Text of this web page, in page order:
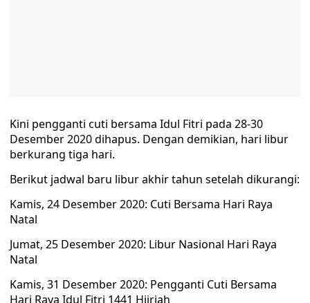
Kini pengganti cuti bersama Idul Fitri pada 28-30
Desember 2020 dihapus. Dengan demikian, hari libur
berkurang tiga hari.
Berikut jadwal baru libur akhir tahun setelah dikurangi:
Kamis, 24 Desember 2020: Cuti Bersama Hari Raya
Natal
Jumat, 25 Desember 2020: Libur Nasional Hari Raya
Natal
Kamis, 31 Desember 2020: Pengganti Cuti Bersama
Hari Raya Idul Fitri 1441 Hijriah